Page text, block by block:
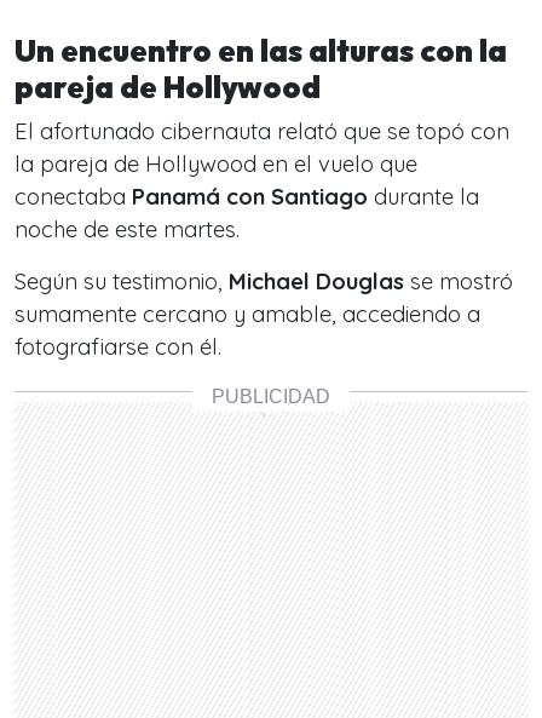
Un encuentro en las alturas con la
pareja de Hollywood
El afortunado cibernauta relató que se topó con
la pareja de Hollywood en el vuelo que
conectaba Panamá con Santiago durante la
noche de este martes.
Según su testimonio, Michael Douglas se mostró
sumamente cercano y amable, accediendo a
fotografiarse con él.